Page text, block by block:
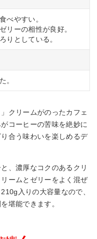
べやすい。
リーの相性が良好。
りとしている。
。
クリームがのったカフェ
コーヒーの苦味を絶妙に
合う味わいを楽しめるデ
、濃厚なコクのあるクリ
ームとゼリーをよく混ぜ
入りの大容量なので、
堪能できます。